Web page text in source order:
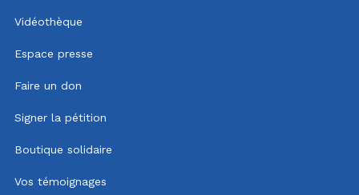
Vidéothèque
Espace presse
Faire un don
Signer la pétition
Boutique solidaire
Vos témoignages